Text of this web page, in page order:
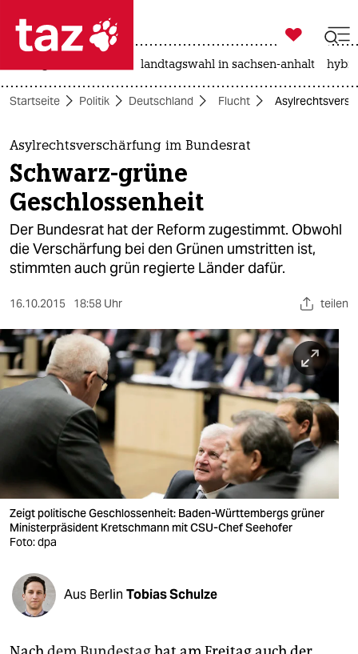
 taz zahl ich
taz zahl ich
themen
politik
öko
gesellschaft
sport
berlin
nord
wahrheit
verlag
verlag
veranstaltungen
fragen & hilfe

taz zahl ich
landtagswahl in sachsen-anhalt
Startseite Politik Deutschland Flucht
Asylrechtsverschärfung im Bundesrat
Schwarz-grüne
Geschlossenheit
Der Bundesrat hat der Reform zugestimmt. Obwohl
die Verschärfung bei den Grünen umstritten ist,
stimmten auch grün regierte Länder dafür.
16.10.2015 18:58 Uhr teilen
Zeigt politische Geschlossenheit: Baden-Württembergs grüner
Ministerpräsident Kretschmann mit CSU-Chef Seehofer
Foto: dpa
Aus Berlin Tobias Schulze